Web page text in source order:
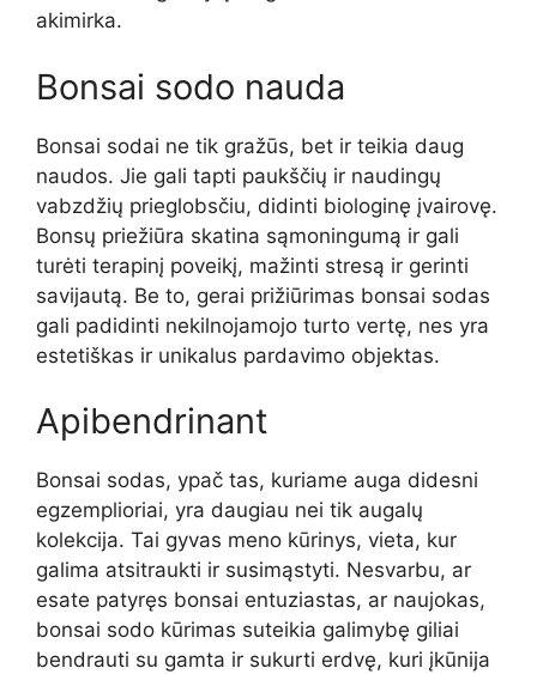
akimirka.
Bonsai sodo nauda
Bonsai sodai ne tik gražūs, bet ir teikia daug
naudos. Jie gali tapti paukščių ir naudingų
vabzdžių prieglobsčiu, didinti biologinę įvairovę.
Bonsų priežiūra skatina sąmoningumą ir gali
turėti terapinį poveikį, mažinti stresą ir gerinti
savijautą. Be to, gerai prižiūrimas bonsai sodas
gali padidinti nekilnojamojo turto vertę, nes yra
estetiškas ir unikalus pardavimo objektas.
Apibendrinant
Bonsai sodas, ypač tas, kuriame auga didesni
egzemplioriai, yra daugiau nei tik augalų
kolekcija. Tai gyvas meno kūrinys, vieta, kur
galima atsitraukti ir susimąstyti. Nesvarbu, ar
esate patyręs bonsai entuziastas, ar naujokas,
bonsai sodo kūrimas suteikia galimybę giliai
bendrauti su gamta ir sukurti erdvę, kuri įkūnija